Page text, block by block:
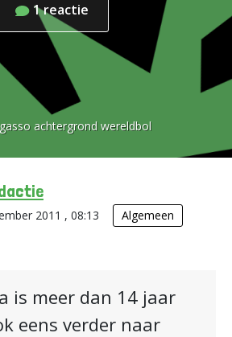
1reactie
achtergrond wereldbol
2011 , 08:13 Algemeen
is meer dan 14 jaar
eens verder naar